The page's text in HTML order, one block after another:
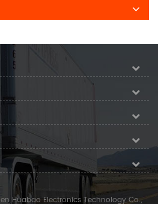
Huabao Electronics Technology Co.,